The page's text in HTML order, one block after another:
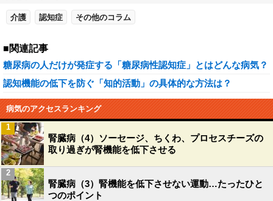
介護 認知症 その他のコラム
■関連記事
糖尿病の人だけが発症する「糖尿病性認知症」とはどんな病気？
認知機能の低下を防ぐ「知的活動」の具体的な方法は？
病気のアクセスランキング
腎臓病（4）ソーセージ、ちくわ、プロセスチーズの
取り過ぎが腎機能を低下させる
1
腎臓病（3）腎機能を低下させない運動…たったひと
つのポイント
2